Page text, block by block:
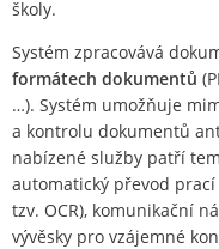
školy.
Systém zpracovává
formátech dokumentů
…). Systém umožňuje
a kontrolu dokumentů
nabízené služby patří
automatický převod prací
tzv. OCR), komunikační
vývěsky pro vzájemné